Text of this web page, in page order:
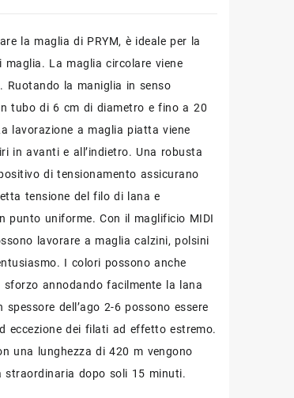
la maglia di PRYM, è ideale per la
maglia. La maglia circolare viene
Ruotando la maniglia in senso
tubo di 6 cm di diametro e fino a 20
lavorazione a maglia piatta viene
in avanti e all’indietro. Una robusta
di tensionamento assicurano
tensione del filo di lana e
punto uniforme. Con il maglificio MIDI
lavorare a maglia calzini, polsini
I colori possono anche
sforzo annodando facilmente la lana
dell’ago 2-6 possono essere
eccezione dei filati ad effetto estremo.
una lunghezza di 420 m vengono
straordinaria dopo soli 15 minuti.